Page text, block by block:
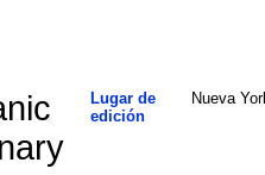
Lugar de
edición
Nueva